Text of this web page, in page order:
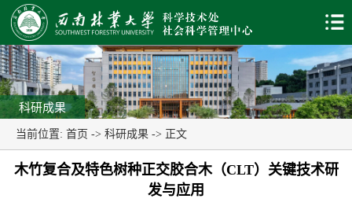
科研成果
当前位置: 首页 -> 科研成果 -> 正文
木竹复合及特色树种正交胶合木（CLT）关键技术研
发与应用